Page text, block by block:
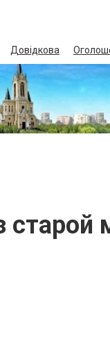
Довідкова